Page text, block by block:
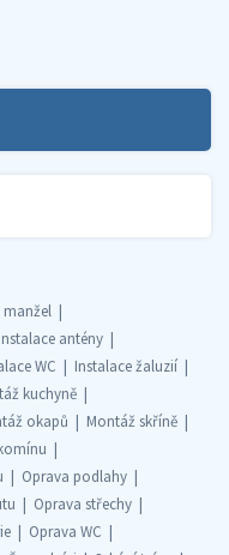
Instalace antény
WC
Instalace žaluzií
kuchyně
okapů
Montáž skříně
Oprava podlahy
Oprava střechy
Oprava WC